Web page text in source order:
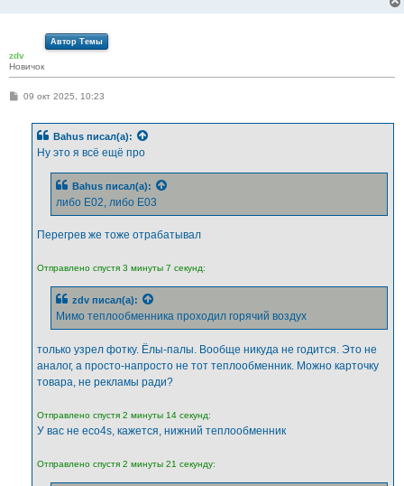
Автор Темы
zdv
Новичок
С09 окт 2025, 10:23
Bahus писал(а):
Ну это я всё ещё про
Bahus писал(а):
либо Е02, либо Е03
Перегрев же тоже отрабатывал
Отправлено спустя 3 минуты 7 секунд:
zdv писал(а):
Мимо теплообменника проходил горячий воздух
только узрел фотку. Ёлы-палы. Вообще никуда не годится. Это не
аналог, а просто-напросто не тот теплообменник. Можно карточку
товара, не рекламы ради?
Отправлено спустя 2 минуты 14 секунд:
У вас не eco4s, кажется, нижний теплообменник
Отправлено спустя 2 минуты 21 секунду: